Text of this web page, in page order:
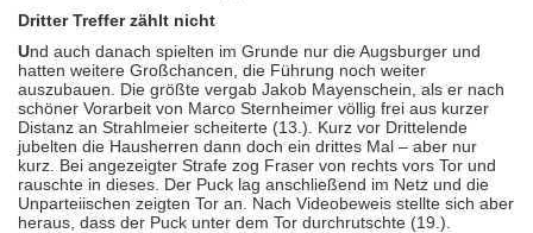
Dritter Treffer zählt nicht
Und auch danach spielten im Grunde nur die Augsburger und
hatten weitere Großchancen, die Führung noch weiter
auszubauen. Die größte vergab Jakob Mayenschein, als er nach
schöner Vorarbeit von Marco Sternheimer völlig frei aus kurzer
Distanz an Strahlmeier scheiterte (13.). Kurz vor Drittelende
jubelten die Hausherren dann doch ein drittes Mal – aber nur
kurz. Bei angezeigter Strafe zog Fraser von rechts vors Tor und
rauschte in dieses. Der Puck lag anschließend im Netz und die
Unparteiischen zeigten Tor an. Nach Videobeweis stellte sich aber
heraus, dass der Puck unter dem Tor durchrutschte (19.).